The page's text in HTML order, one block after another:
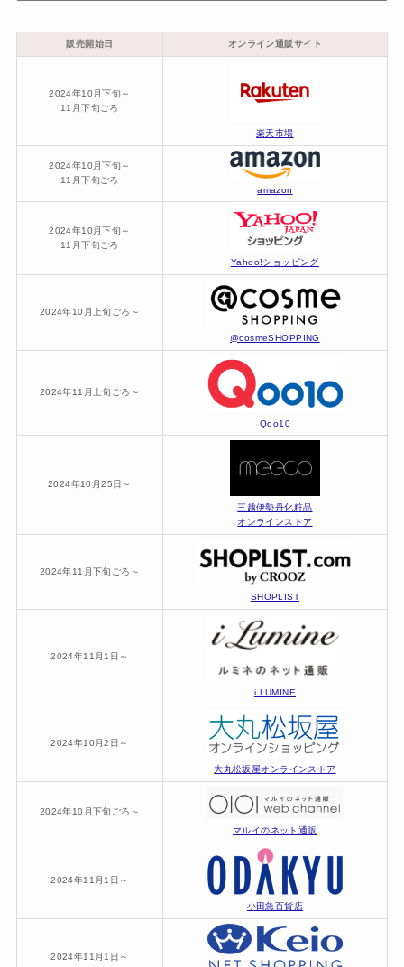
販売開始日 オンライン通販サイト
2024年10月下旬～
11月下旬ごろ
楽天市場
2024年10月下旬～
11月下旬ごろ
amazon
2024年10月下旬～
11月下旬ごろ
Yahoo!ショッピング
2024年10月上旬ごろ～
@cosmeSHOPPING
2024年11月上旬ごろ～
Qoo10
2024年10月25日～
三越伊勢丹化粧品
オンラインストア
2024年11月下旬ごろ～
SHOPLIST
2024年11月1日～
i LUMINE
2024年10月2日～
大丸松坂屋オンラインストア
2024年10月下旬ごろ～
マルイのネット通販
2024年11月1日～
小田急百貨店
2024年11月1日～